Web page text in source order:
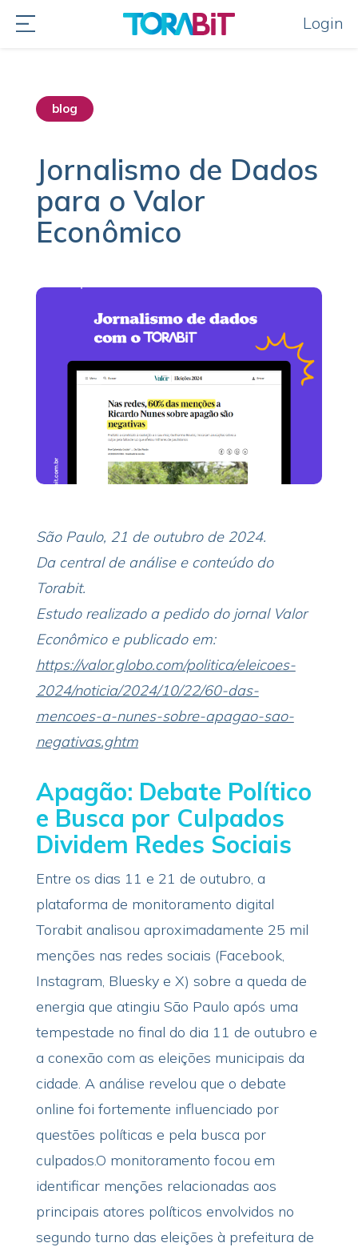
Login
blog
Jornalismo de Dados
para o Valor
Econômico
São Paulo, 21 de outubro de 2024.
Da central de análise e conteúdo do
Torabit.
Estudo realizado a pedido do jornal Valor
Econômico e publicado em:
https://valor.globo.com/politica/eleicoes-
2024/noticia/2024/10/22/60-das-
mencoes-a-nunes-sobre-apagao-sao-
negativas.ghtm
Apagão: Debate Político
e Busca por Culpados
Dividem Redes Sociais
Entre os dias 11 e 21 de outubro, a
plataforma de monitoramento digital
Torabit analisou aproximadamente 25 mil
menções nas redes sociais (Facebook,
Instagram, Bluesky e X) sobre a queda de
energia que atingiu São Paulo após uma
tempestade no final do dia 11 de outubro e
a conexão com as eleições municipais da
cidade. A análise revelou que o debate
online foi fortemente influenciado por
questões políticas e pela busca por
culpados.O monitoramento focou em
identificar menções relacionadas aos
principais atores políticos envolvidos no
segundo turno das eleições à prefeitura de